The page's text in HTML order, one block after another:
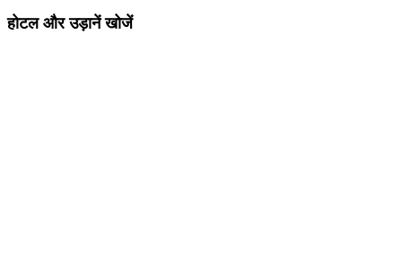
होटल और उड़ानें खोजें